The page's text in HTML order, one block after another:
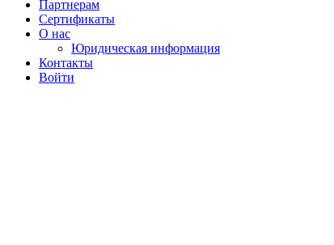
Партнерам
Сертификаты
О нас
Юридическая информация
Контакты
Войти